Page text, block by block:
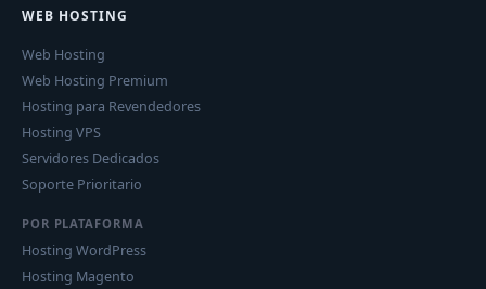
WEB HOSTING
Web Hosting
Web Hosting Premium
Hosting para Revendedores
Hosting VPS
Servidores Dedicados
Soporte Prioritario
POR PLATAFORMA
Hosting WordPress
Hosting Magento